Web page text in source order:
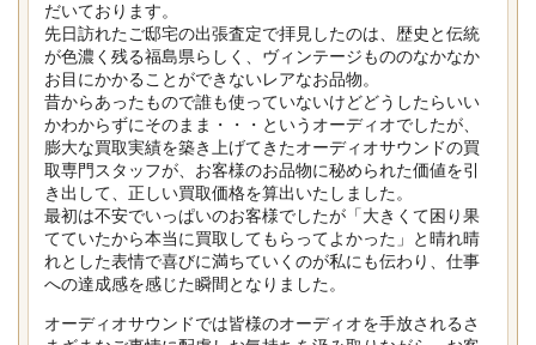
だいております。
先日訪れたご邸宅の出張査定で拝見したのは、歴史と伝統
が色濃く残る福島県らしく、ヴィンテージもののなかなか
お目にかかることができないレアなお品物。
昔からあったもので誰も使っていないけどどうしたらいい
かわからずにそのまま・・・というオーディオでしたが、
膨大な買取実績を築き上げてきたオーディオサウンドの買
取専門スタッフが、お客様のお品物に秘められた価値を引
き出して、正しい買取価格を算出いたしました。
最初は不安でいっぱいのお客様でしたが「大きくて困り果
てていたから本当に買取してもらってよかった」と晴れ晴
れとした表情で喜びに満ちていくのが私にも伝わり、仕事
への達成感を感じた瞬間となりました。
オーディオサウンドでは皆様のオーディオを手放されるさ